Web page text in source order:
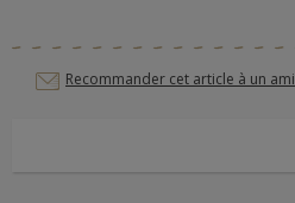
Recommander cet article à un ami